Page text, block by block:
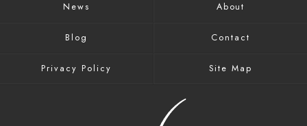
News About
Blog Contact
Privacy Policy Site Map